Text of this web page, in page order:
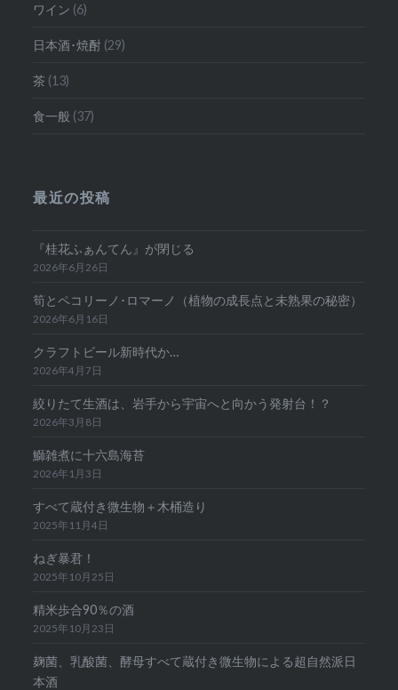
ワイン (6)
日本酒･焼酎 (29)
茶 (13)
食一般 (37)
最近の投稿
『桂花ふぁんてん』が閉じる
2026年6月26日
筍とペコリーノ･ロマーノ（植物の成長点と未熟果の秘密）
2026年6月16日
クラフトビール新時代か…
2026年4月7日
絞りたて生酒は、岩手から宇宙へと向かう発射台！？
2026年3月8日
鰤雑煮に十六島海苔
2026年1月3日
すべて蔵付き微生物＋木桶造り
2025年11月4日
ねぎ暴君！
2025年10月25日
精米歩合90％の酒
2025年10月23日
麹菌、乳酸菌、酵母すべて蔵付き微生物による超自然派日
本酒